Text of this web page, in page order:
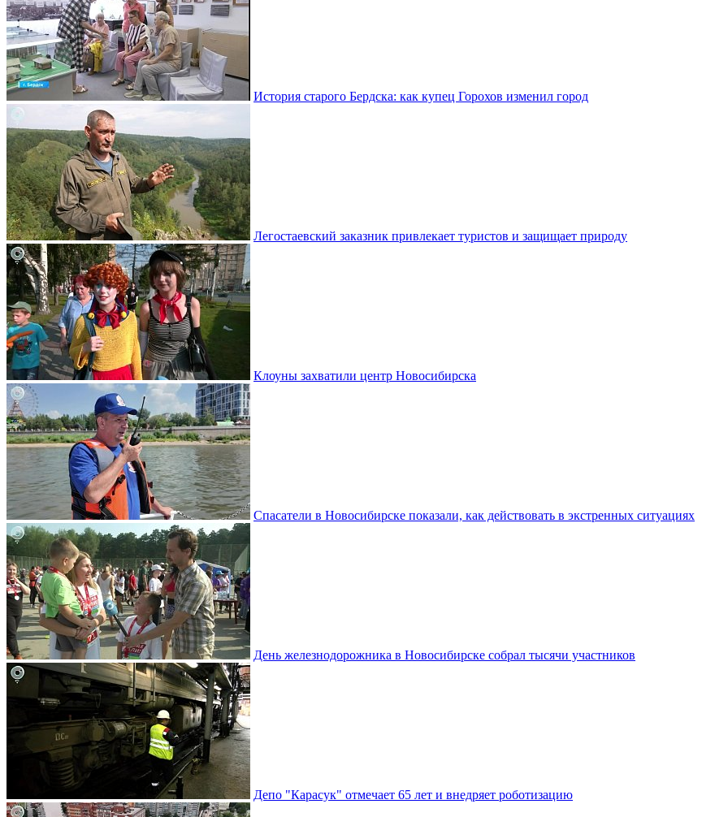
История старого Бердска: как купец Горохов изменил город
Легостаевский заказник привлекает туристов и защищает природу
Клоуны захватили центр Новосибирска
Спасатели в Новосибирске показали, как действовать в экстренных ситуациях
День железнодорожника в Новосибирске собрал тысячи участников
Депо "Карасук" отмечает 65 лет и внедряет роботизацию